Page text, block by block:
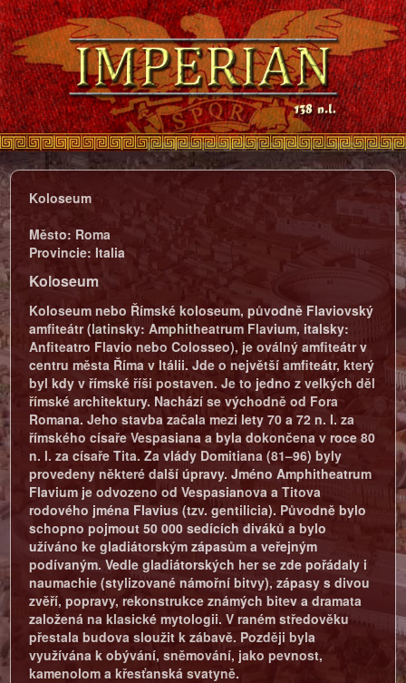
Koloseum
Město: Roma
Provincie: Italia
Koloseum
Koloseum nebo Římské koloseum, původně Flaviovský
amfiteátr (latinsky: Amphitheatrum Flavium, italsky:
Anfiteatro Flavio nebo Colosseo), je oválný amfiteátr v
centru města Říma v Itálii. Jde o největší amfiteátr, který
byl kdy v římské říši postaven. Je to jedno z velkých děl
římské architektury. Nachází se východně od Fora
Romana. Jeho stavba začala mezi lety 70 a 72 n. l. za
římského císaře Vespasiana a byla dokončena v roce 80
n. l. za císaře Tita. Za vlády Domitiana (81–96) byly
provedeny některé další úpravy. Jméno Amphitheatrum
Flavium je odvozeno od Vespasianova a Titova
rodového jména Flavius (tzv. gentilicia). Původně bylo
schopno pojmout 50 000 sedících diváků a bylo
užíváno ke gladiátorským zápasům a veřejným
podívaným. Vedle gladiátorských her se zde pořádaly i
naumachie (stylizované námořní bitvy), zápasy s divou
zvěří, popravy, rekonstrukce známých bitev a dramata
založená na klasické mytologii. V raném středověku
přestala budova sloužit k zábavě. Později byla
využívána k obývání, sněmování, jako pevnost,
kamenolom a křesťanská svatyně.